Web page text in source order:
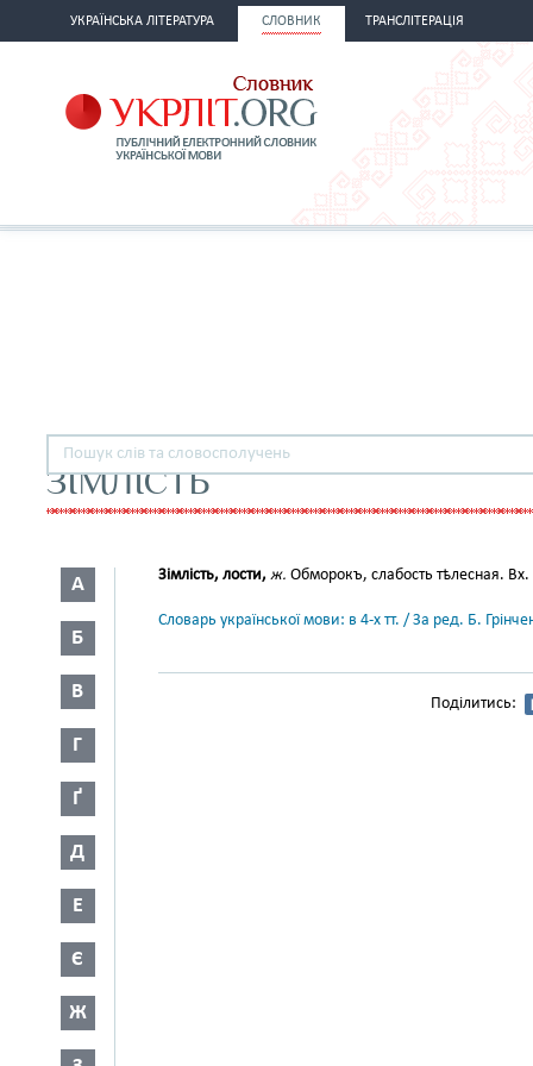
УКРАЇНСЬКА ЛІТЕРАТУРА СЛОВНИК ТРАНСЛІТЕРАЦІЯ
ЗІМЛІСТЬ
А
Б
В
Г
Ґ
Д
Е
Є
Ж
Зімлість, лости, ж. Обморокъ, слабость тѣлесная.
Словарь української мови: в 4-х тт. / За ред. Б.
Поділитись: